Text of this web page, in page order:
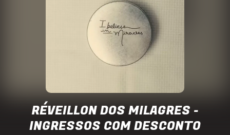
RÉVEILLON DOS MILAGRES -
INGRESSOS COM DESCONTO